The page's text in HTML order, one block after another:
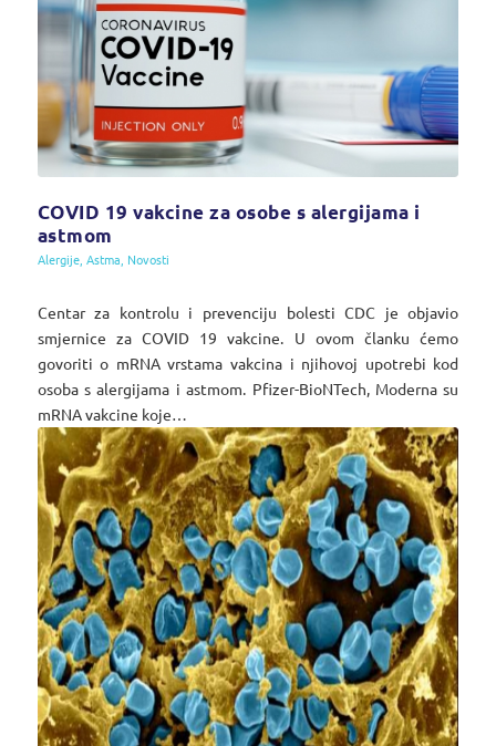
COVID 19 vakcine za osobe s alergijama i
astmom
Alergije, Astma, Novosti
Centar za kontrolu i prevenciju bolesti CDC je objavio
smjernice za COVID 19 vakcine. U ovom članku ćemo
govoriti o mRNA vrstama vakcina i njihovoj upotrebi kod
osoba s alergijama i astmom. Pfizer-BioNTech, Moderna su
mRNA vakcine koje…